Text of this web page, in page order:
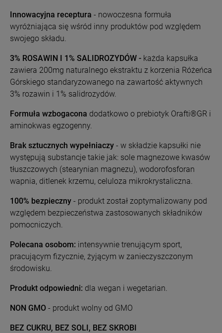
Innowacyjna receptura - nowoczesna formuła
wyróżniająca się wśród inny produktów pod względem
swojego składu.
3% ROSAWIN I 1% SALIDROZYDÓW - każda kapsułka
zawiera 200mg naturalnego ekstraktu z korzenia Różeńca
Górskiego standaryzowanego na zawartość aktywnych
3% rozawin i 1% salidrozydów.
Formuła wzbogacona dodatkowo o prebiotyk Orafti®GR i
aminokwas egzogenny.
Brak sztucznych wypełniaczy - w składzie kapsułki nie
występują substancje takie jak: sole magnezowe kwasów
tłuszczowych (stearynian magnezu), wodorofosforan
wapnia, ditlenek krzemu, celuloza mikrokrystaliczna.
100% bezpieczny - produkt został zoptymalizowany pod
względem bezpieczeństwa zastosowanych składników
pomocniczych.
Polecana osobom: intensywnie trenującym sport,
pracującym fizycznie, żyjącym w zanieczyszczonym
środowisku.
Produkt odpowiedni: dla wegan i wegetarian.
NON GMO - produkt wolny od GMO
BEZ CUKRU, BEZ SOLI, BEZ SKROBI